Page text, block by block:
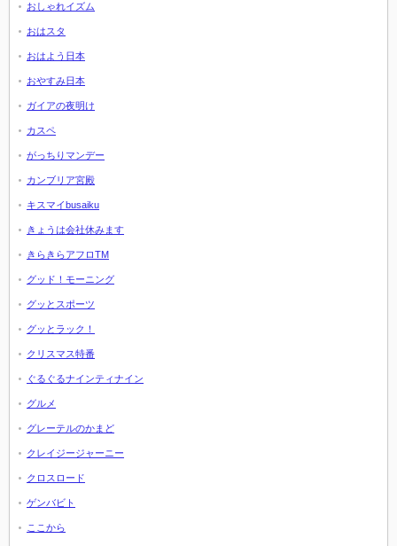
おしゃれイズム
おはスタ
おはよう日本
おやすみ日本
ガイアの夜明け
カスペ
がっちりマンデー
カンブリア宮殿
キスマイbusaiku
きょうは会社休みます
きらきらアフロTM
グッド！モーニング
グッとスポーツ
グッとラック！
クリスマス特番
ぐるぐるナインティナイン
グルメ
グレーテルのかまど
クレイジージャーニー
クロスロード
ゲンバビト
ここから